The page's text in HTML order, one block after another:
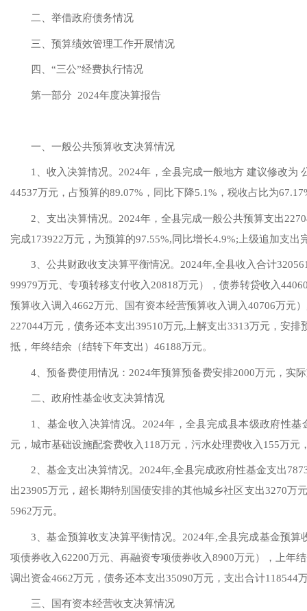
二、举借政府债务情况
三、预算绩效管理工作开展情况
四、 “三公”经费执行情况
第一部分 2024年度决算报告
一、一般公共预算收支决算情况
1、收入决算情况。 2024年 ，全县完成一般地方 建议修改为
44537万元，占预算的89.07%，同比下降5.1%，税收占比为67.17
2、支出决算情况。 2024年 ，全县完成一般公共预算支出
完成173922万元，为预算的97.55%,同比增长4.9%;上级追加支出
3、公共财政收支决算平衡情况。 2024年,全县收入合计
99979万元、专项转移支付收入 20818万元），债券转贷收入
预算收入调入4662万元、国有资本经营预算收入调入40706万元）
227044万元，债务还本支出39510万元,上解支出3313万元，安排
抵，年终结余 （结转下年支出） 46188万元。
4、预备费使用情况： 2024年预算预备费安排2000万元，实
二、政府性基金收支决算情况
1、基金收入决算情况。 2024年 ，全县完成县本级政府性基
元，城市基础设施配套费收入 118万元，污水处理费收入 155万元
2、基金支出决算情况。 2024年,全县完成政府性基金支出
出23905万元， 超长期特别国债安排的其他城乡社区支出3270万
5962万元。
3、基金预算收支决算平衡情况。 2024年,全县完成基金预算
项债券收入62200万元、再融资专项债券收入8900万元），上年
调出资金4662万元，债务还本支出35090万元，支出合计1 18544
三、国有资本经营收支决算情况